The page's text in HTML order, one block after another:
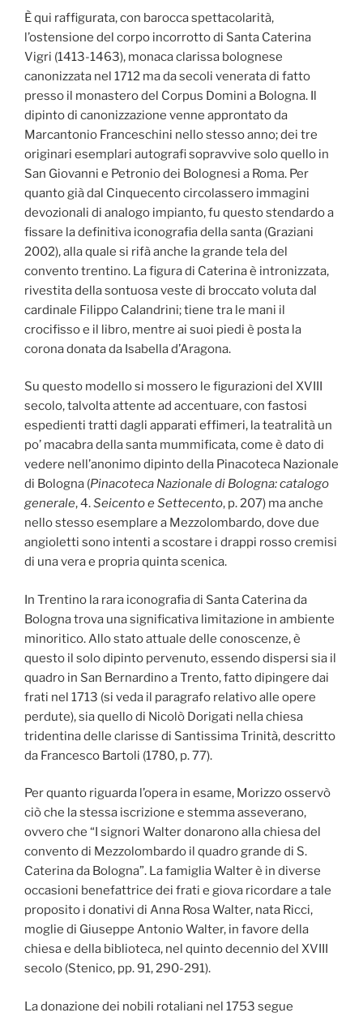
È qui raffigurata, con barocca spettacolarità,
l’ostensione del corpo incorrotto di Santa Caterina
Vigri (1413-1463), monaca clarissa bolognese
canonizzata nel 1712 ma da secoli venerata di fatto
presso il monastero del Corpus Domini a Bologna. Il
dipinto di canonizzazione venne approntato da
Marcantonio Franceschini nello stesso anno; dei tre
originari esemplari autografi sopravvive solo quello in
San Giovanni e Petronio dei Bolognesi a Roma. Per
quanto già dal Cinquecento circolassero immagini
devozionali di analogo impianto, fu questo stendardo a
fissare la definitiva iconografia della santa (Graziani
2002), alla quale si rifà anche la grande tela del
convento trentino. La figura di Caterina è intronizzata,
rivestita della sontuosa veste di broccato voluta dal
cardinale Filippo Calandrini; tiene tra le mani il
crocifisso e il libro, mentre ai suoi piedi è posta la
corona donata da Isabella d’Aragona.
Su questo modello si mossero le figurazioni del XVIII
secolo, talvolta attente ad accentuare, con fastosi
espedienti tratti dagli apparati effimeri, la teatralità un
po’ macabra della santa mummificata, come è dato di
vedere nell’anonimo dipinto della Pinacoteca Nazionale
di Bologna (Pinacoteca Nazionale di Bologna: catalogo
generale, 4.Seicento e Settecento, p. 207) ma anche
nello stesso esemplare a Mezzolombardo, dove due
angioletti sono intenti a scostare i drappi rosso cremisi
di una vera e propria quinta scenica.
In Trentino la rara iconografia di Santa Caterina da
Bologna trova una significativa limitazione in ambiente
minoritico. Allo stato attuale delle conoscenze, è
questo il solo dipinto pervenuto, essendo dispersi sia il
quadro in San Bernardino a Trento, fatto dipingere dai
frati nel 1713 (si veda il paragrafo relativo alle opere
perdute), sia quello di Nicolò Dorigati nella chiesa
tridentina delle clarisse di Santissima Trinità, descritto
da Francesco Bartoli (1780, p. 77).
Per quanto riguarda l’opera in esame, Morizzo osservò
ciò che la stessa iscrizione e stemma asseverano,
ovvero che “I signori Walter donarono alla chiesa del
convento di Mezzolombardo il quadro grande di S.
Caterina da Bologna”. La famiglia Walter è in diverse
occasioni benefattrice dei frati e giova ricordare a tale
proposito i donativi di Anna Rosa Walter, nata Ricci,
moglie di Giuseppe Antonio Walter, in favore della
chiesa e della biblioteca, nel quinto decennio del XVIII
secolo (Stenico, pp. 91, 290-291).
La donazione dei nobili rotaliani nel 1753 segue